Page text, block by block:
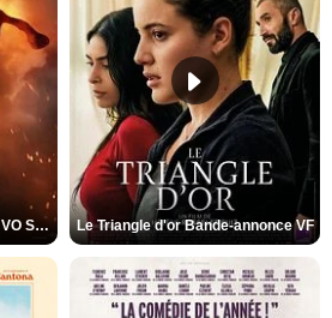
L'Odyssée Bande-annonce VO STFR Le Triangle d'or Bande-annonce VF